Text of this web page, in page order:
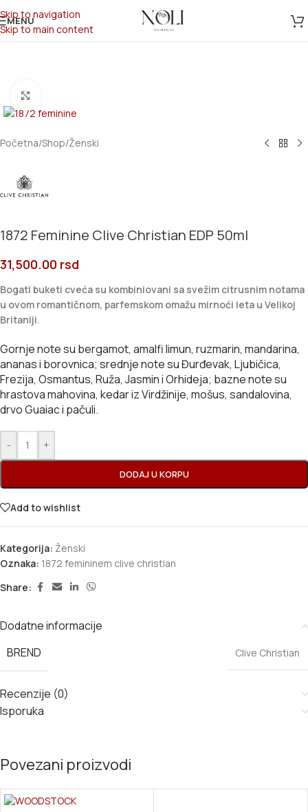
Skip to navigation
Skip to main content
MENU
Početna/Shop/Ženski
1872 Feminine Clive Christian EDP 50ml
31,500.00 rsd
Bogati buketi cveća su kombiniovani sa svežim citrusnim notama
u ovom romantičnom, parfemskom omažu mirnoći leta u Velikoj
Britaniji.
Gornje note su bergamot, amalfi limun, ruzmarin, mandarina,
ananas i borovnica; srednje note su Đurđevak, Ljubičica,
Frezija, Osmantus, Ruža, Jasmin i Orhideja; bazne note su
hrastova mahovina, kedar iz Virdžinije, mošus, sandalovina,
drvo Guaiac i pačuli.
- +
DODAJ U KORPU
Add to wishlist
Kategorija: Ženski
Oznaka: 1872 femininem clive christian
Share:
Dodatne informacije
BREND
Clive Christian
Recenzije (0)
Isporuka
Povezani proizvodi